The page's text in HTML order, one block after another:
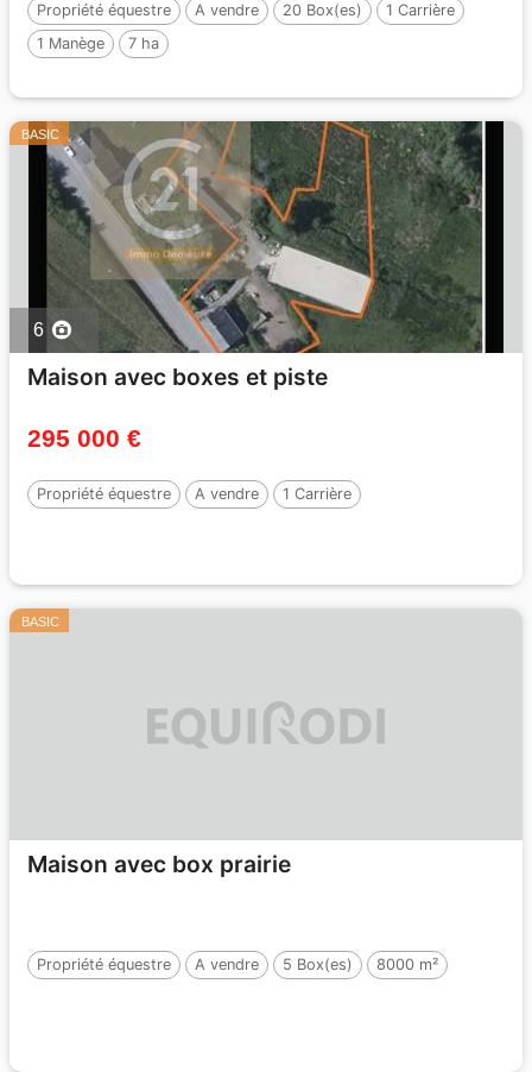
Propriété équestre A vendre 20 Box(es)
1 Carrière
1 Manège
7 ha
BASIC
6
Maison avec boxes et piste
295 000 €
Propriété équestre A vendre 1 Carrière
BASIC
Maison avec box prairie
Propriété équestre A vendre 5 Box(es) 8000 m²